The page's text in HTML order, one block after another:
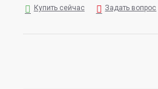
Купить сейчас Задать вопрос